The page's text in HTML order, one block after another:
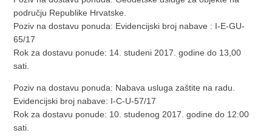
području Republike Hrvatske.
Poziv na dostavu ponuda: Evidencijski broj nabave : I-E-GU-
65/17
Rok za dostavu ponude: 14. studeni 2017. godine do 13,00
sati.
Poziv na dostavu ponuda: Nabava usluga zaštite na radu.
Evidencijski broj nabave: I-C-U-57/17
Rok za dostavu ponude: 10. studenog 2017. godine do 12:00
sati.